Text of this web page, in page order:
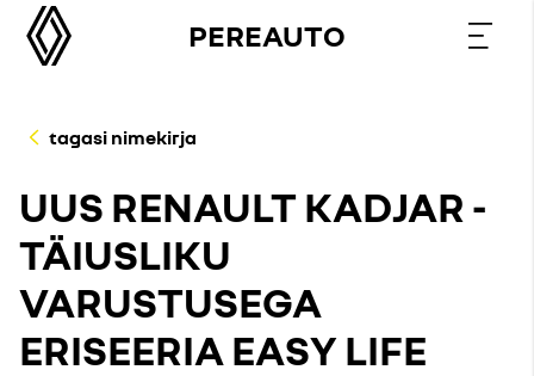
PEREAUTO
tagasi nimekirja
UUS RENAULT KADJAR -
TÄIUSLIKU
VARUSTUSEGA
ERISEERIA EASY LIFE